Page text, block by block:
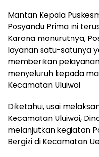
Mantan Kepala
Posyandu Prima ini
Karena menurutnya,
layanan satu-satunya
memberikan
menyeluruh kepada
Kecamatan Uluiwoi
Diketahui, usai
Kecamatan Uluiwoi,
melanjutkan kegiatan
Bergizi di Kecamatan